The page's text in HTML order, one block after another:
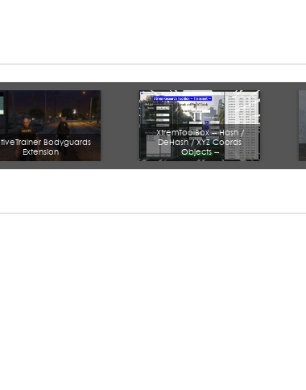
Bodyguards
Extension
XtremToolBox -- Hash /
DeHash / XYZ Coords
Objects --